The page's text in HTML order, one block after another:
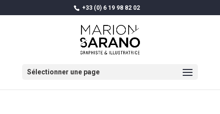
+33 (0) 6 19 98 82 02
Sélectionner une page